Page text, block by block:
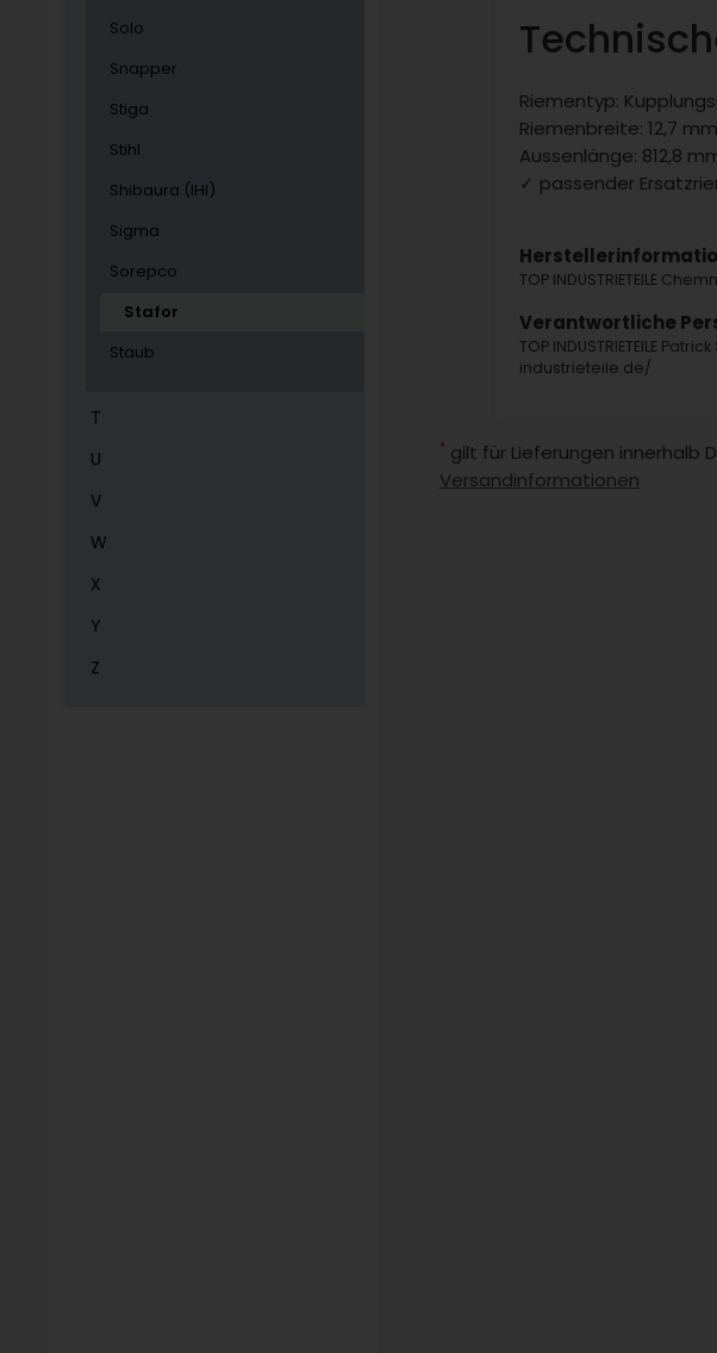
Solo
Snapper
Stiga
Stihl
Shibaura (IHI)
Sigma
Sorepco
Stafor
Staub
T
U
V
W
X
Y
Z
Riementyp:
Riemenbreite: 12,7 mm
Aussenlänge: 812,8
✓ passender
TOP INDUSTRIETEILE
Verantwortliche
TOP INDUSTRIETEILE
industrieteile.de/
* gilt für Lieferungen innerhalb
Versandinformationen